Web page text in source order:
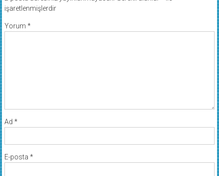
işaretlenmişlerdir
Yorum *
Ad *
E-posta *